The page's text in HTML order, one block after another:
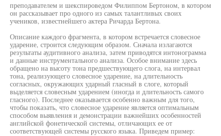
преподавателем и шекспироведом Филиппом Бертоном, в котором
он рассказывает про одного из самых талантливых своих
учеников, известнейшего актера Ричарда Бертона.
Описание каждого фрагмента, в котором встречается словесное
ударение, строится следующим образом. Сначала излагаются
результаты аудитивного анализа, затем приводятся интонограмма
и данные инструментального анализа. Особое внимание здесь
обращено на высоту тона предшествующего слога, на интервал
тона, реализующего словесное ударение, на длительность
согласных, окружающих ударный гласный в слоге, который
выделяется словесным ударением (иногда и длительность самого
гласного). Последнее оказывается особенно важным для того,
чтобы показать, что словесное ударение является оптимальным
способом выявления и демонстрации важнейших особенностей
английской фонетической системы, отличающих ее от
соответствующей системы русского языка. Приведем пример: